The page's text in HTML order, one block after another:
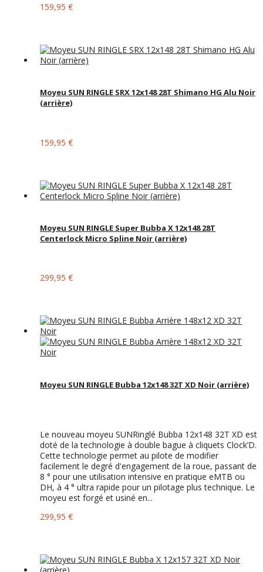
159,95 €
Moyeu SUN RINGLE SRX 12x148 28T Shimano HG Alu Noir
(arrière)
159,95 €
Moyeu SUN RINGLE Super Bubba X 12x148 28T
Centerlock Micro Spline Noir (arrière)
299,95 €
Moyeu SUN RINGLE Bubba 12x148 32T XD Noir (arrière)
Le nouveau moyeu SUNRinglé Bubba 12x148 32T XD est
doté de la technologie à double bague à cliquets Clock’D.
Cette technologie permet au pilote de modifier
facilement le degré d'engagement de la roue, passant de
8 ° pour une utilisation intensive en pratique eMTB ou
DH, à 4 ° ultra rapide pour un pilotage plus technique. Le
moyeu est forgé et usiné en...
299,95 €